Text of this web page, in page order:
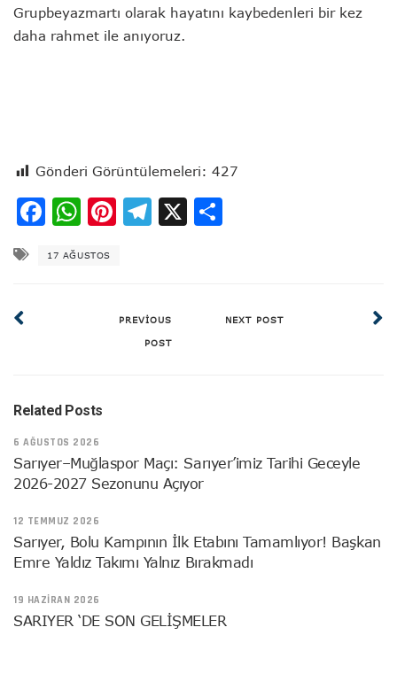
Grupbeyazmartı olarak hayatını kaybedenleri bir kez
daha rahmet ile anıyoruz.
Gönderi Görüntülemeleri: 427
Facebook
WhatsApp
Pinterest
Telegram
X
17 AĞUSTOS
PREVIOUS
POST
NEXT POST
Related Posts
6 AĞUSTOS 2026
Sarıyer–Muğlaspor Maçı: Sarıyer’imiz Tarihi Geceyle
2026-2027 Sezonunu Açıyor
12 TEMMUZ 2026
Sarıyer, Bolu Kampının İlk Etabını Tamamlıyor! Başkan
Emre Yaldız Takımı Yalnız Bırakmadı
19 HAZIRAN 2026
SARIYER ‘DE SON GELİŞMELER